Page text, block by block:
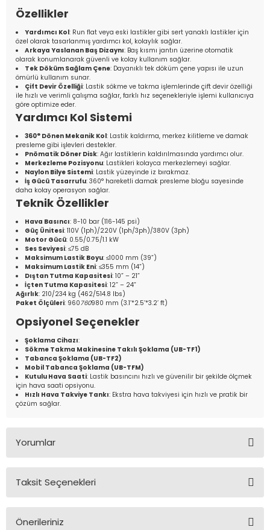
Özellikler
Yardımcı Kol: Run flat veya eski lastikler gibi sert yanaklı lastikler için
özel olarak tasarlanmış yardımcı kol, kolaylık sağlar.
Arkaya Yaslanan Baş Dizaynı: Baş kısmı jantın üzerine otomatik
olarak konumlanarak güvenli ve kolay kullanım sağlar.
Tek Döküm Sağlam Çene: Dayanıklı tek döküm çene yapısı ile uzun
ömürlü kullanım sunar.
Çift Devir Özelliği: Lastik sökme ve takma işlemlerinde çift devir özelliği
ile hızlı ve verimli çalışma sağlar, farklı hız seçenekleriyle işlemi kullanıcıya
göre optimize eder.
Yardımcı Kol Sistemi
360° Dönen Mekanik Kol: Lastik kaldırma, merkez kilitleme ve damak
presleme gibi işlevleri destekler.
Pnömatik Döner Disk: Ağır lastiklerin kaldırılmasında yardımcı olur.
Merkezleme Pozisyonu: Lastikleri kolayca merkezlemeyi sağlar.
Naylon Bilye Sistemi: Lastik yüzeyinde iz bırakmaz.
İş Gücü Tasarrufu: 360° hareketli damak presleme bloğu sayesinde
daha kolay operasyon sağlar.
Teknik Özellikler
Hava Basıncı: 8-10 bar (116-145 psi)
Güç Ünitesi: 110V (1ph)/220V (1ph/3ph)/380V (3ph)
Motor Gücü: 0.55/0.75/1.1 kW
Ses Seviyesi: ≤75 dB
Maksimum Lastik Boyu: ≤1000 mm (39”)
Maksimum Lastik Eni: ≤355 mm (14”)
Dıştan Tutma Kapasitesi: 10” – 21”
İçten Tutma Kapasitesi: 12” – 24”
Ağırlık: 210/234 kg (462/514.8 lbs)
Paket Ölçüleri: 960760980 mm (3.1’*2.5’*3.2’ ft)
Opsiyonel Seçenekler
Şoklama Cihazı:
Sökme Takma Makinesine Takılı Şoklama (UB-TF1)
Tabanca Şoklama (UB-TF2)
Mobil Tabanca Şoklama (UB-TFM)
Kutulu Hava Saati: Lastik basıncını hızlı ve güvenilir bir şekilde ölçmek
için hava saati opsiyonu.
Hızlı Hava Takviye Tankı: Ekstra hava takviyesi için hızlı ve pratik bir
çözüm sağlar.
Yorumlar
Taksit Seçenekleri
Önerileriniz